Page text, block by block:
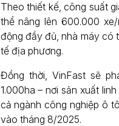
Theo thiết kế, công suất
thể nâng lên 600.000
động đầy đủ, nhà máy có
tế địa phương.
Đồng thời, VinFast sẽ
1.000ha – nơi sản xuất
cả ngành công nghiệp ô
vào tháng 8/2025.